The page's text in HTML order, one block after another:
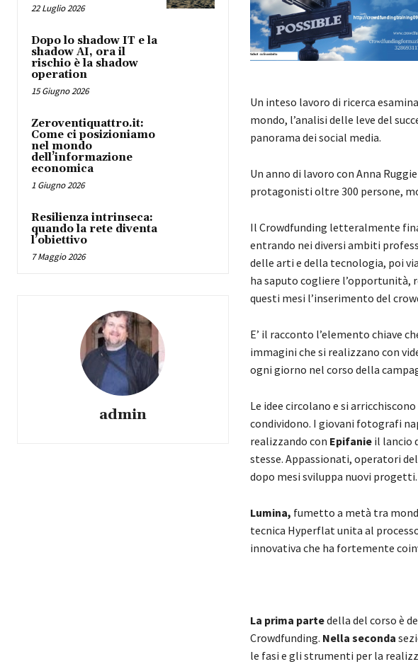
22 Luglio 2026
Dopo lo shadow IT e la
shadow AI, ora il
rischio è la shadow
operation
15 Giugno 2026
Zeroventiquattro.it:
Come ci posizioniamo
nel mondo
dell’informazione
economica
1 Giugno 2026
Resilienza intrinseca:
quando la rete diventa
l’obiettivo
7 Maggio 2026
admin
Un inteso lavoro di ricerca
mondo, l’analisi delle leve del
panorama dei social media.
Un anno di lavoro con Anna
protagonisti oltre 300 persone,
Il Crowdfunding letteralmente
entrando nei diversi ambiti
delle arti e della tecnologia, poi
ha saputo cogliere l’opportunità,
questi mesi l’inserimento del
E’ il racconto l’elemento chiave
immagini che si realizzano con
ogni giorno nel corso della
Le idee circolano e si
condividono. I giovani fotografi
realizzando con Epifanieil lancio
stesse. Appassionati, operatori
dopo mesi sviluppa nuovi progetti.
Lumina, fumetto a metà tra
tecnica Hyperflat unita al
innovativa che ha fortemente
La prima partedella del corso è
Crowdfunding. Nella seconda
le fasi e gli strumenti per la